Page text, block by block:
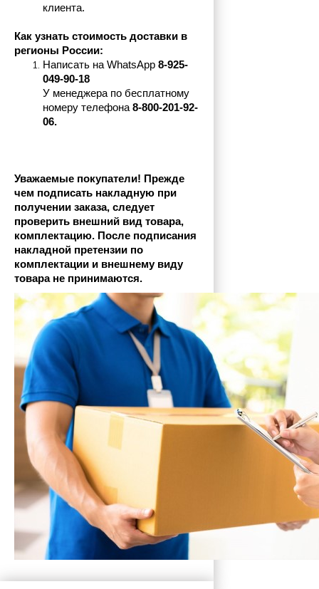
клиента.
Как узнать стоимость доставки в
регионы России:
Написать на WhatsApp 8-925-
049-90-18
У менеджера по бесплатному
номеру телефона 8-800-201-92-
06.
Уважаемые покупатели! Прежде
чем подписать накладную при
получении заказа, следует
проверить внешний вид товара,
комплектацию. После подписания
накладной претензии по
комплектации и внешнему виду
товара не принимаются.